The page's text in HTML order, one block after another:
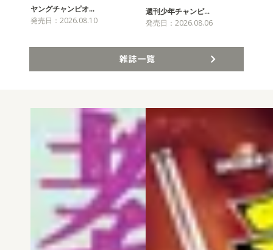
ヤングチャンピオ…
発売日：2026.08.10
週刊少年チャンピ…
発売日：2026.08.06